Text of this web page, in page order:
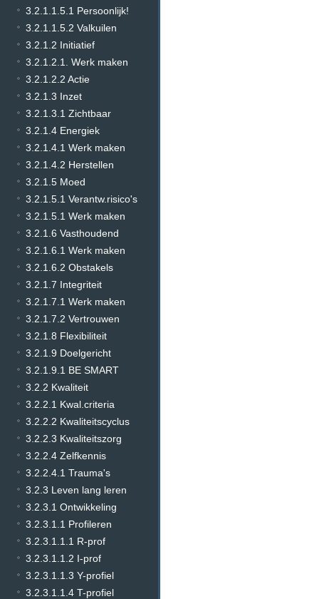
3.2.1.1.5.1 Persoonlijk!
3.2.1.1.5.2 Valkuilen
3.2.1.2 Initiatief
3.2.1.2.1. Werk maken
3.2.1.2.2 Actie
3.2.1.3 Inzet
3.2.1.3.1 Zichtbaar
3.2.1.4 Energiek
3.2.1.4.1 Werk maken
3.2.1.4.2 Herstellen
3.2.1.5 Moed
3.2.1.5.1 Verantw.risico's
3.2.1.5.1 Werk maken
3.2.1.6 Vasthoudend
3.2.1.6.1 Werk maken
3.2.1.6.2 Obstakels
3.2.1.7 Integriteit
3.2.1.7.1 Werk maken
3.2.1.7.2 Vertrouwen
3.2.1.8 Flexibiliteit
3.2.1.9 Doelgericht
3.2.1.9.1 BE SMART
3.2.2 Kwaliteit
3.2.2.1 Kwal.criteria
3.2.2.2 Kwaliteitscyclus
3.2.2.3 Kwaliteitszorg
3.2.2.4 Zelfkennis
3.2.2.4.1 Trauma's
3.2.3 Leven lang leren
3.2.3.1 Ontwikkeling
3.2.3.1.1 Profileren
3.2.3.1.1.1 R-prof
3.2.3.1.1.2 I-prof
3.2.3.1.1.3 Y-profiel
3.2.3.1.1.4 T-profiel